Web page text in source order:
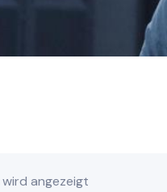
wird angezeigt